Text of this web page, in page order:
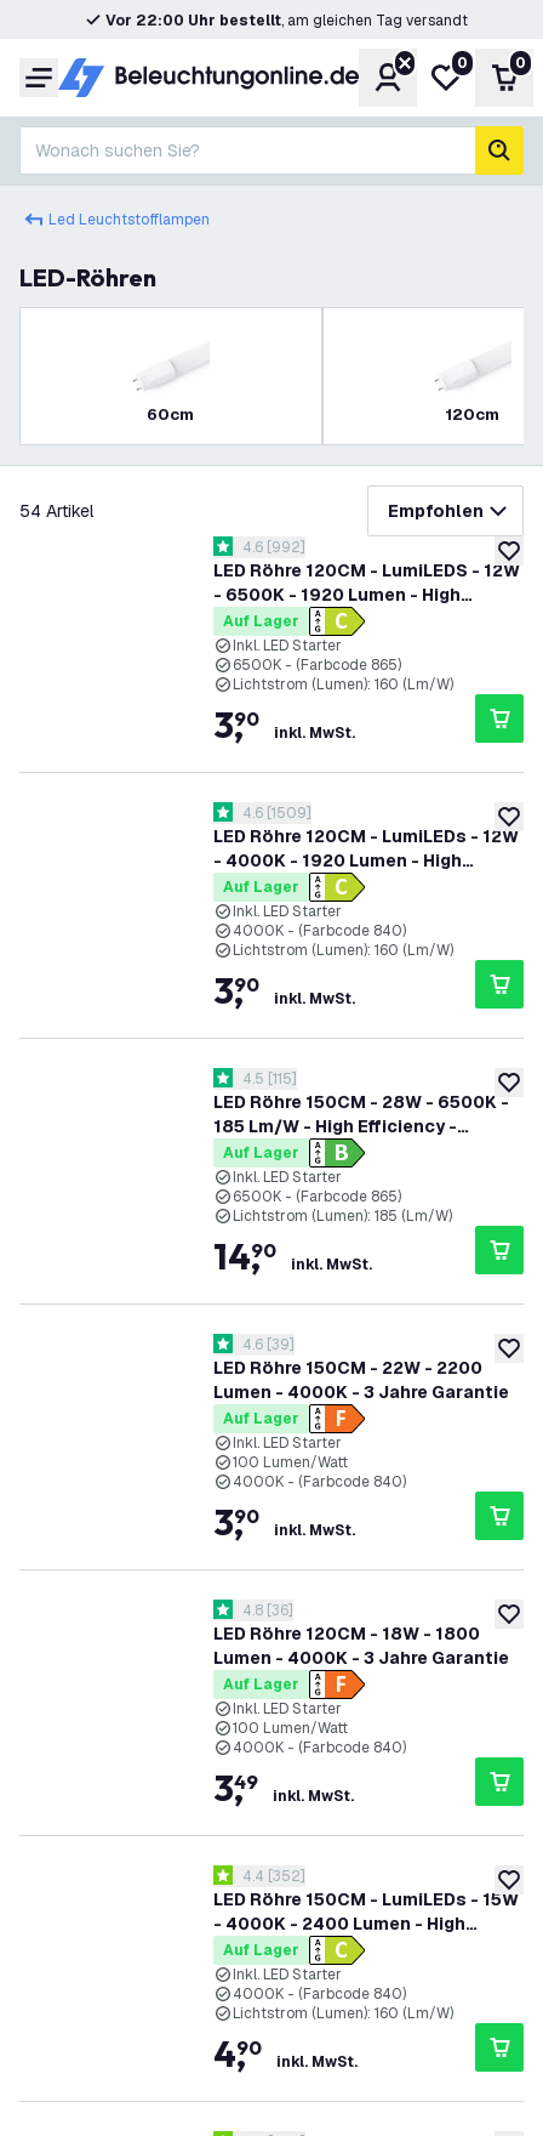
Vor 22:00 Uhr bestellt, am gleichen Tag versandt
Menü KontoMeine
0 0
Wonach suchen Sie?
Led Leuchtstofflampen
LED-Röhren
60cm 120cm
54 Artikel Empfohlen
zur
LED Röhre 120CM - LumiLEDS - 12W
- 6500K - 1920 Lumen - High
Efficiency
Bewertungsbereich öffnen
4.6 Bewertungssterne
4.6 [992]
Auf Lager
Inkl. LED Starter
6500K - (Farbcode 865)
Lichtstrom (Lumen): 160 (Lm/W)
3,
90
inkl. MwSt.
zur
LED Röhre 120CM - LumiLEDs - 12W
- 4000K - 1920 Lumen - High
Efficiency
Bewertungsbereich öffnen
4.6 Bewertungssterne
4.6 [1509]
Auf Lager
Inkl. LED Starter
4000K - (Farbcode 840)
Lichtstrom (Lumen): 160 (Lm/W)
3,
90
inkl. MwSt.
zur
LED Röhre 150CM - 28W - 6500K -
185 Lm/W - High Efficiency -
Energieetikette B
Bewertungsbereich öffnen
4.5 Bewertungssterne
4.5 [115]
Auf Lager
Inkl. LED Starter
6500K - (Farbcode 865)
Lichtstrom (Lumen): 185 (Lm/W)
14,
90
inkl. MwSt.
zur
LED Röhre 150CM - 22W - 2200
Lumen - 4000K - 3 Jahre Garantie
Bewertungsbereich öffnen
4.6 Bewertungssterne
4.6 [39]
Auf Lager
Inkl. LED Starter
100 Lumen/Watt
4000K - (Farbcode 840)
3,
90
inkl. MwSt.
zur
LED Röhre 120CM - 18W - 1800
Lumen - 4000K - 3 Jahre Garantie
Bewertungsbereich öffnen
4.8 Bewertungssterne
4.8 [36]
Auf Lager
Inkl. LED Starter
100 Lumen/Watt
4000K - (Farbcode 840)
3,
49
inkl. MwSt.
zur
LED Röhre 150CM - LumiLEDs - 15W
- 4000K - 2400 Lumen - High
Efficiency
Bewertungsbereich öffnen
4.4 Bewertungssterne
4.4 [352]
Auf Lager
Inkl. LED Starter
4000K - (Farbcode 840)
Lichtstrom (Lumen): 160 (Lm/W)
4,
90
inkl. MwSt.
Filter